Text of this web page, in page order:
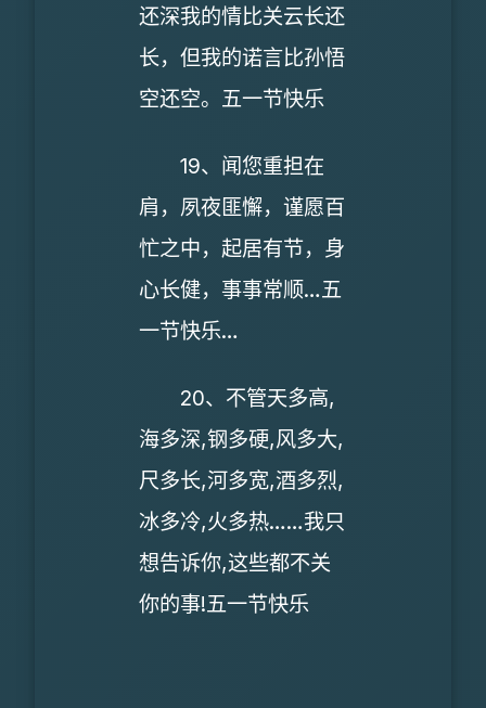
还深我的情比关云长还
长，但我的诺言比孙悟
空还空。五一节快乐
19、闻您重担在
肩，夙夜匪懈，谨愿百
忙之中，起居有节，身
心长健，事事常顺…五
一节快乐…
20、不管天多高,
海多深,钢多硬,风多大,
尺多长,河多宽,酒多烈,
冰多冷,火多热……我只
想告诉你,这些都不关
你的事!五一节快乐